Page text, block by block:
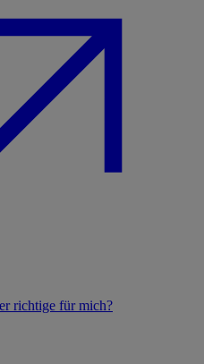
richtige für mich?